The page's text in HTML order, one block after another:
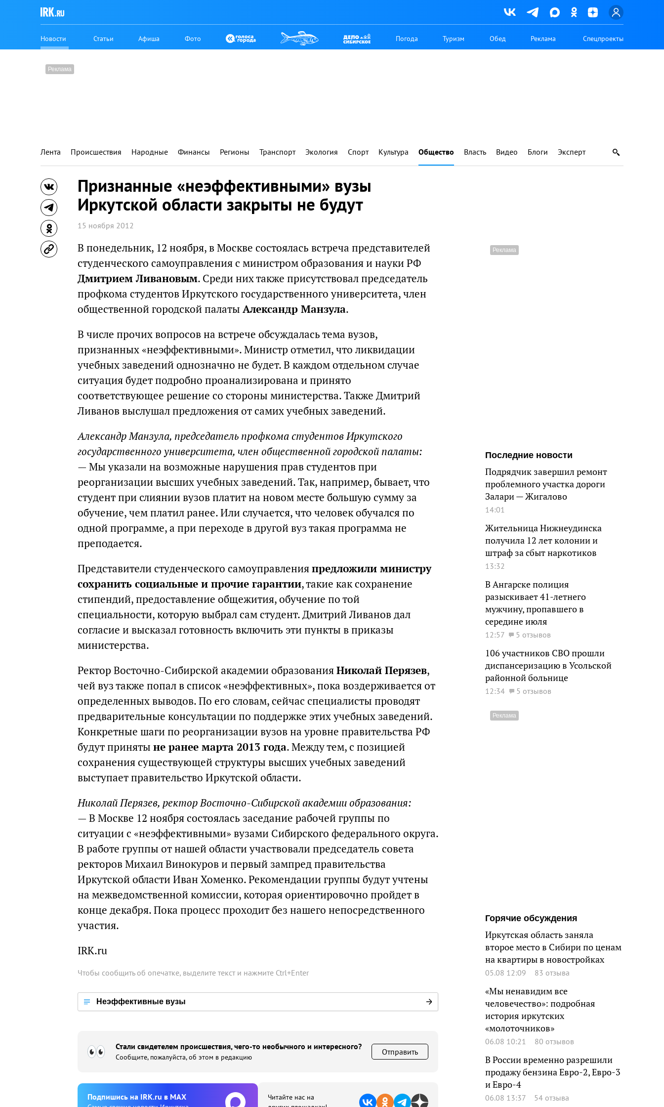
Новости Статьи Афиша Фото Погода Туризм Обед Реклама Спецпроекты
Лента Происшествия Народные Финансы Регионы Транспорт Экология Спорт Культура Общество Власть Видео Блоги Эксперт
Признанные «неэффективными» вузы
Иркутской области закрыты не будут
15 ноября 2012
В понедельник, 12 ноября, в Москве состоялась встреча представителей
студенческого самоуправления с министром образования и науки РФ
Дмитрием Ливановым. Среди них также присутствовал председатель
профкома студентов Иркутского государственного университета, член
общественной городской палаты Александр Манзула.
В числе прочих вопросов на встрече обсуждалась тема вузов,
признанных «неэффективными». Министр отметил, что ликвидации
учебных заведений однозначно не будет. В каждом отдельном случае
ситуация будет подробно проанализирована и принято
соответствующее решение со стороны министерства. Также Дмитрий
Ливанов выслушал предложения от самих учебных заведений.
Александр Манзула, председатель профкома студентов Иркутского
государственного университета, член общественной городской палаты:
— Мы указали на возможные нарушения прав студентов при
реорганизации высших учебных заведений. Так, например, бывает, что
студент при слиянии вузов платит на новом месте большую сумму за
обучение, чем платил ранее. Или случается, что человек обучался по
одной программе, а при переходе в другой вуз такая программа не
преподается.
Представители студенческого самоуправленияпредложили министру
сохранить социальные и прочие гарантии, такие как сохранение
стипендий, предоставление общежития, обучение по той
специальности, которую выбрал сам студент. Дмитрий Ливанов дал
согласие и высказал готовность включить эти пункты в приказы
министерства.
Ректор Восточно-Сибирской академии образованияНиколай Перязев,
чей вуз также попал в список «неэффективных», пока воздерживается от
определенных выводов. По его словам, сейчас специалисты проводят
предварительные консультации по поддержке этих учебных заведений.
Конкретные шаги по реорганизации вузов на уровне правительства РФ
будут приняты не ранее марта 2013 года. Между тем, с позицией
сохранения существующей структуры высших учебных заведений
выступает правительство Иркутской области.
Николай Перязев, ректор Восточно-Сибирской академии образования:
— В Москве 12 ноября состоялась заседание рабочей группы по
ситуации с «неэффективными» вузами Сибирского федерального округа.
В работе группы от нашей области участвовали председатель совета
ректоров Михаил Винокуров и первый зампред правительства
Иркутской области Иван Хоменко. Рекомендации группы будут учтены
на межведомственной комиссии, которая ориентировочно пройдет в
конце декабря. Пока процесс проходит без нашего непосредственного
участия.
IRK.ru
Чтобы сообщить об опечатке, выделите текст и нажмите Ctrl+Enter
Неэффективные вузы
Стали свидетелем происшествия, чего-то необычного и интересного?
Сообщите, пожалуйста, об этом в редакцию
Отправить
Подпишиcь на IRK.ru в MAX
Читайте нас на
Последние новости
Подрядчик завершил ремонт
проблемного участка дороги
Залари — Жигалово
14:01
Жительница Нижнеудинска
получила 12 лет колонии и
штраф за сбыт наркотиков
13:32
В Ангарске полиция
разыскивает 41-летнего
мужчину, пропавшего в
середине июля
12:57 5 отзывов
106 участников СВО прошли
диспансеризацию в Усольской
районной больнице
12:34 5 отзывов
Горячие обсуждения
Иркутская область заняла
второе место в Сибири по ценам
на квартиры в новостройках
05.08 12:09 83 отзыва
«Мы ненавидим все
человечество»: подробная
история иркутских
«молоточников»
06.08 10:21 80 отзывов
В России временно разрешили
продажу бензина Евро-2, Евро-3
и Евро-4
06.08 13:37 54 отзыва